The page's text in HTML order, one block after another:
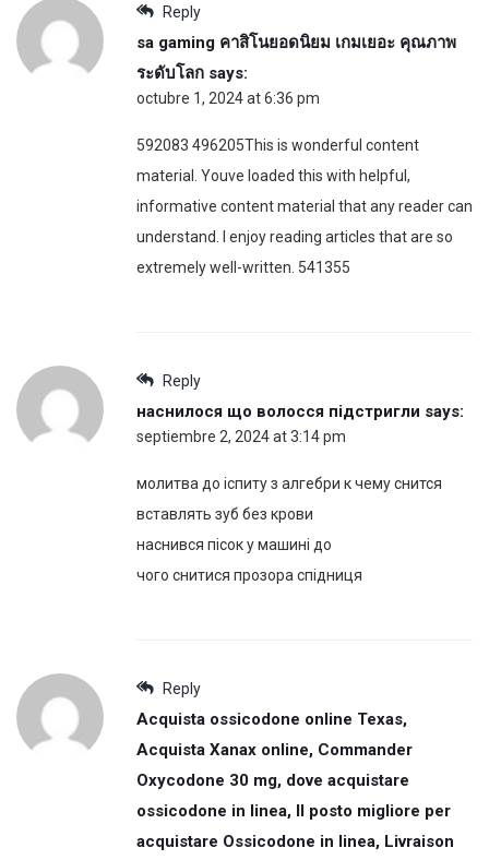
Reply
sa gaming คาสิโนยอดนิยม เกมเยอะ คุณภาพ
ระดับโลก says:
octubre 1, 2024 at 6:36 pm
592083 496205This is wonderful content
material. Youve loaded this with helpful,
informative content material that any reader can
understand. I enjoy reading articles that are so
extremely well-written. 541355
Reply
наснилося що волосся підстригли says:
septiembre 2, 2024 at 3:14 pm
молитва до іспиту з алгебри к чему снится
вставлять зуб без крови
наснився пісок у машині до
чого снитися прозора спідниця
Reply
Acquista ossicodone online Texas,
Acquista Xanax online, Commander
Oxycodone 30 mg, dove acquistare
ossicodone in linea, Il posto migliore per
acquistare Ossicodone in linea, Livraison